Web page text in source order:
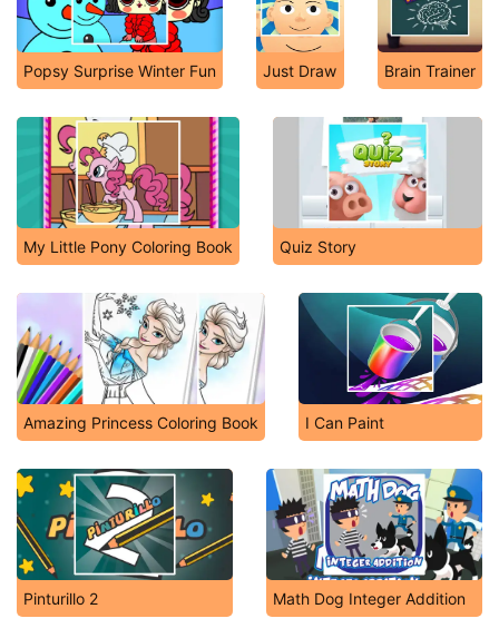
Popsy Surprise Winter Fun Just Draw Brain Trainer
My Little Pony Coloring Book Quiz Story
Amazing Princess Coloring Book I Can Paint
Pinturillo 2 Math Dog Integer Addition